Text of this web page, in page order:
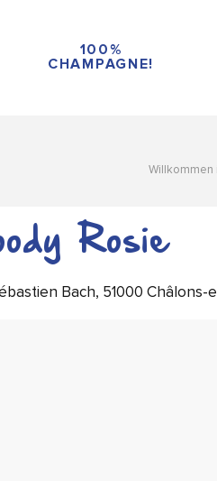
100%
CHAMPAGNE!
Willkommen
Rosie
Bach, 51000 Châlons-